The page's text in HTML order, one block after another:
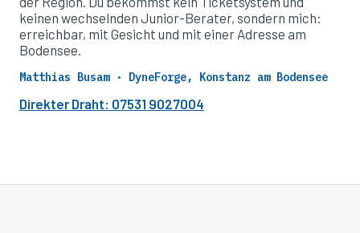
keinen wechselnden Junior-Berater, sondern mich:
erreichbar, mit Gesicht und mit einer Adresse am
Bodensee.
Matthias Busam · DyneForge, Konstanz am Bodensee
Direkter Draht: 07531 9027004